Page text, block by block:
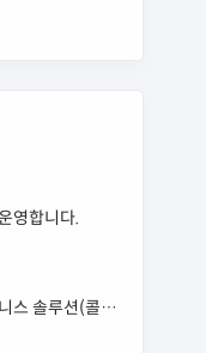
영합니다.
스 솔루션(콜라